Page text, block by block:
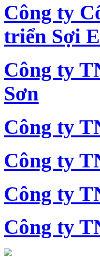
Công ty
triển Sợi
Công ty
Sơn
Công ty
Công ty
Công ty
Công ty